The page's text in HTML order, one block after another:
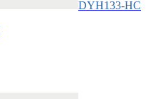
DYH133-HC